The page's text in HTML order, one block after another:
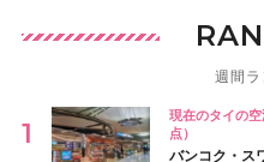
RAN
週間
現在のタイの
点）
バンコク・ス